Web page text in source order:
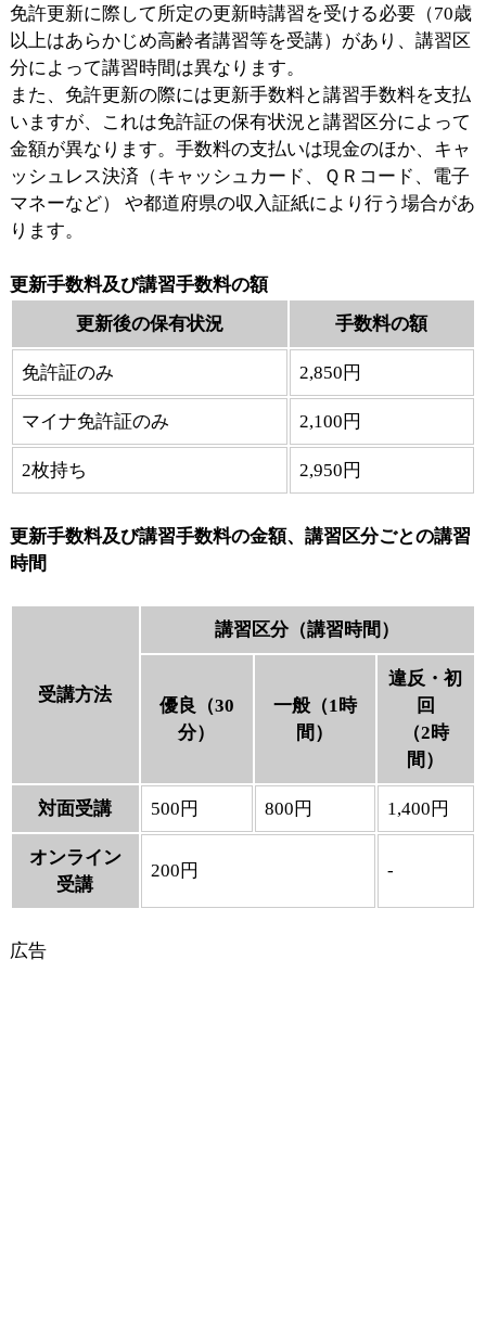
免許更新に際して所定の更新時講習を受ける必要（70歳
以上はあらかじめ高齢者講習等を受講）があり、講習区
分によって講習時間は異なります。
また、免許更新の際には更新手数料と講習手数料を支払
いますが、これは免許証の保有状況と講習区分によって
金額が異なります。手数料の支払いは現金のほか、キャ
ッシュレス決済（キャッシュカード、ＱＲコード、電子
マネーなど） や都道府県の収入証紙により行う場合があ
ります。
更新手数料及び講習手数料の額
更新後の保有状況
手数料の額
免許証のみ 2,850円
マイナ免許証のみ 2,100円
2枚持ち 2,950円
更新手数料及び講習手数料の金額、講習区分ごとの講習
時間
受講方法
講習区分（講習時間）
優良（30
分）
一般（1時
間）
違反・初
回
（2時
間）
対面受講 500円 800円 1,400円
オンライン
受講
200円 -
広告